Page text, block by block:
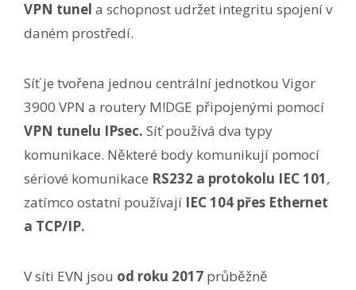
VPN tunel a schopnost udržet integritu spojení v
daném prostředí.
Síť je tvořena jednou centrální jednotkou Vigor
3900 VPN a routery M!DGE připojenými pomocí
VPN tunelu IPsec. Síť používá dva typy
komunikace. Některé body komunikují pomocí
sériové komunikace RS232 a protokolu IEC 101,
zatímco ostatní používají IEC 104 přes Ethernet
a TCP/IP.
V síti EVN jsou od roku 2017 průběžně